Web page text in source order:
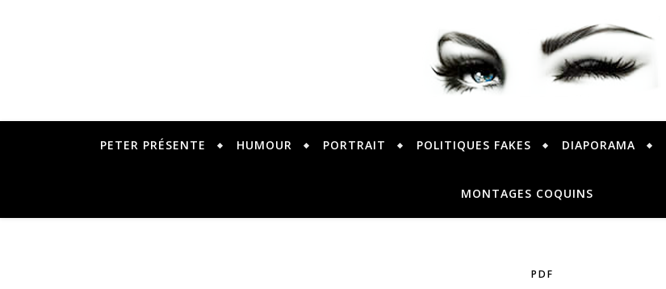
PETER PRESENTE
PETER PRÉSENTE HUMOUR PORTRAIT POLITIQUES FAKES DIAPORAMA
MONTAGES COQUINS
PDF